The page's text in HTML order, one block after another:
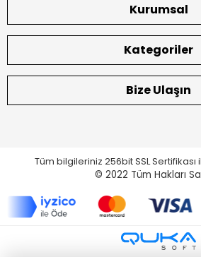
Kurumsal
Kategoriler
Bize Ulaşın
Tüm bilgileriniz 256bit SSL
© 2022 Tüm Hakları